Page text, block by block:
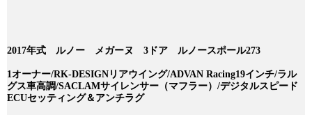
2017年式 ルノー メガーヌ 3ドア ルノースポール273
1オーナー/RK-DESIGNリアウイング/ADVAN Racing19インチ/ラル
グス車高調/SACLAMサイレンサー（マフラー）/デジタルスピード
ECUセッティング＆アンチラグ